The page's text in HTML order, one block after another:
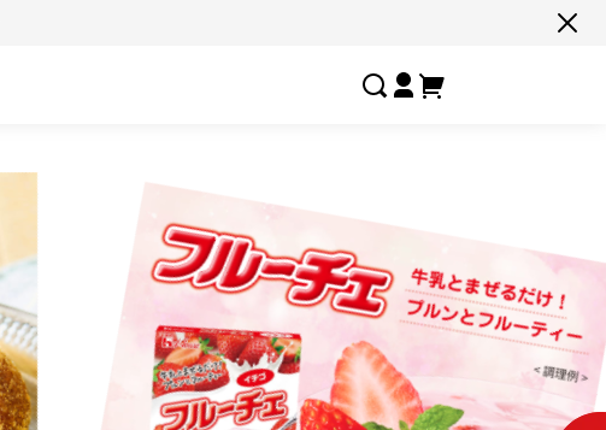
すべての商品一覧はこちら
しあわせの激辛 お客様の夢実
選ばれし人気店 フルーチェ
#ネコポス対象商品🚚 #有名店の味🧑‍🍳
#色々セットで📦
#たっぷり満腹😋 #ギフトにおすすめ🎁 #